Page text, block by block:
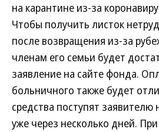
на карантине из-за
Чтобы получить листок
после возвращения из-за
членам его семьи будет
заявление на сайте фонда.
больничного также будет
средства поступят
уже через несколько дней.